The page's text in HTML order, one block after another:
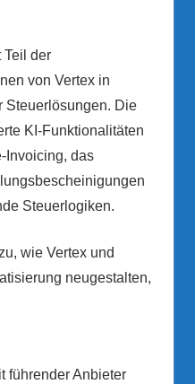
Teil der
von Vertex in
Steuerlösungen. Die
KI-Funktionalitäten
Invoicing, das
Steuerlogiken.
wie Vertex und
neugestalten,
führender Anbieter